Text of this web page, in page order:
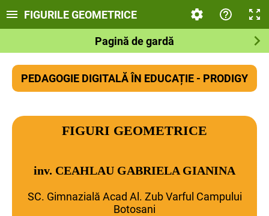
FIGURILE GEOMETRICE
Pagină de gardă
PEDAGOGIE DIGITALĂ ÎN EDUCAȚIE - PRODIGY
FIGURI GEOMETRICE
inv. CEAHLAU GABRIELA GIANINA
SC. Gimnazială Acad Al. Zub Varful Campului
Botosani